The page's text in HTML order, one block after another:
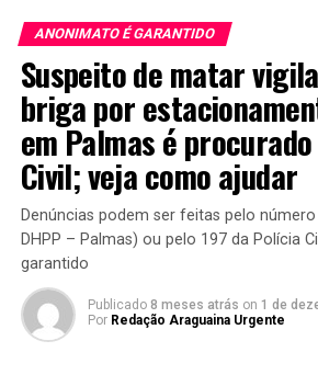
ANONIMATO É GARANTIDO
Suspeito de matar
briga por
em Palmas é
Civil; veja como ajudar
Denúncias podem ser feitas pelo
DHPP – Palmas) ou pelo 197 da Polícia
garantido
Publicado 8 meses atrás on 1 de
Por Redação Araguaina Urgente